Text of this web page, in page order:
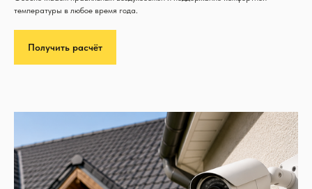
температуры в любое время года.
Получить расчёт